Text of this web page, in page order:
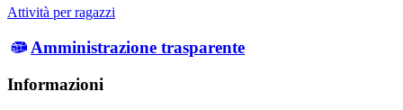
Attività per ragazzi
Amministrazione trasparente
Informazioni